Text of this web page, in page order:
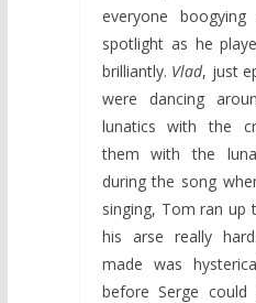
everyone
spotlight as he
brilliantly. Vlad, just
were dancing
lunatics with the
them with the
during the song
singing, Tom ran up
his arse really
made was
before Serge could